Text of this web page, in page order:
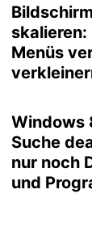
Menüs
Windows
Suche
nur noch
und